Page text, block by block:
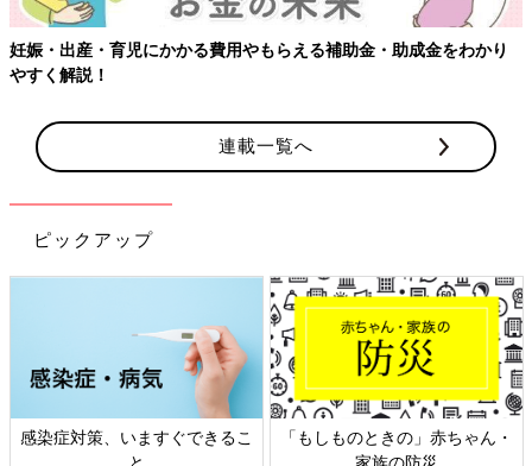
妊娠・出産・育児にかかる費用やもらえる補助金・助成金をわかり
やすく解説！
連載一覧へ
ピックアップ
感染症対策、いますぐできるこ
「もしものときの」赤ちゃん・